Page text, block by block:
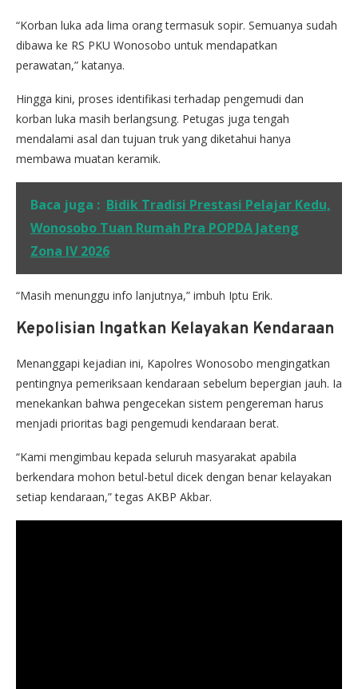
“Korban luka ada lima orang termasuk sopir. Semuanya sudah
dibawa ke RS PKU Wonosobo untuk mendapatkan
perawatan,” katanya.
Hingga kini, proses identifikasi terhadap pengemudi dan
korban luka masih berlangsung. Petugas juga tengah
mendalami asal dan tujuan truk yang diketahui hanya
membawa muatan keramik.
Baca juga : Bidik Tradisi Prestasi Pelajar Kedu,
Wonosobo Tuan Rumah Pra POPDA Jateng
Zona IV 2026
“Masih menunggu info lanjutnya,” imbuh Iptu Erik.
Kepolisian Ingatkan Kelayakan Kendaraan
Menanggapi kejadian ini, Kapolres Wonosobo mengingatkan
pentingnya pemeriksaan kendaraan sebelum bepergian jauh. Ia
menekankan bahwa pengecekan sistem pengereman harus
menjadi prioritas bagi pengemudi kendaraan berat.
“Kami mengimbau kepada seluruh masyarakat apabila
berkendara mohon betul-betul dicek dengan benar kelayakan
setiap kendaraan,” tegas AKBP Akbar.